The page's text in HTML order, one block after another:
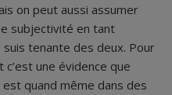
on peut aussi assumer
subjectivité en tant
tenante des deux. Pour
une évidence que
est quand même dans des